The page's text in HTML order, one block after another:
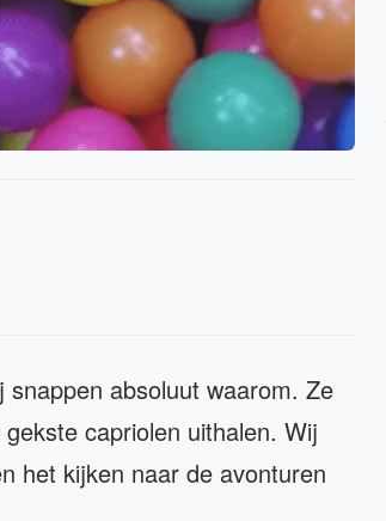
absoluut waarom. Ze
capriolen uithalen. Wij
het kijken naar de avonturen